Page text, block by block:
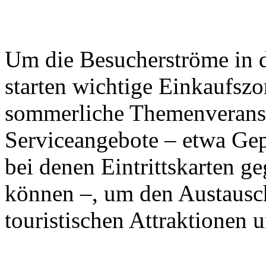
Um die Besucherströme in
starten wichtige
sommerliche
Serviceangebote – etwa
bei denen Eintrittskarten
können –, um den
touristischen Attraktionen